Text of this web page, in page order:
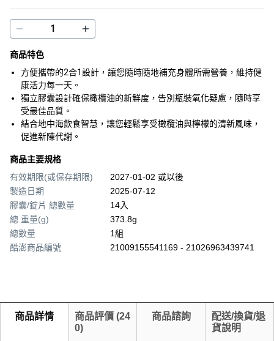
商品特色
方便攜帶的2合1設計，讓您隨時隨地補充身體所需營養，維持健
康活力每一天。
獨立膠囊設計確保橄欖油的新鮮度，告別瓶裝氧化疑慮，隨時享
受最佳品質。
結合地中海飲食智慧，讓您輕鬆享受橄欖油與檸檬的清新風味，
促進新陳代謝。
商品主要規格
有效期限(或保存期限)
2027-01-02 或以後
製造日期
2025-07-12
膠囊/錠片 總數量
14入
總 重量(g)
373.8g
總數量
1組
酷澎商品編號
21009155541169 - 21026963439741
商品詳情 商品評價 (24
0)
商品諮詢
配送/換貨/退
貨說明